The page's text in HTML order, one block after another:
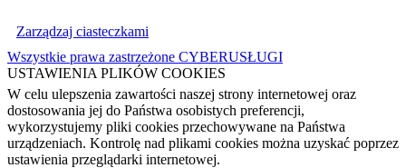
Zarządzaj ciasteczkami
Wszystkie prawa zastrzeżone CYBERUSŁUGI
USTAWIENIA PLIKÓW COOKIES
W celu ulepszenia zawartości naszej strony internetowej oraz
dostosowania jej do Państwa osobistych preferencji,
wykorzystujemy pliki cookies przechowywane na Państwa
urządzeniach. Kontrolę nad plikami cookies można uzyskać poprzez
ustawienia przeglądarki internetowej.